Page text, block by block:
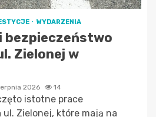
WYDARZENIA
bezpieczeństwo
Zielonej w
2026 14
istotne prace
Zielonej, które mają na